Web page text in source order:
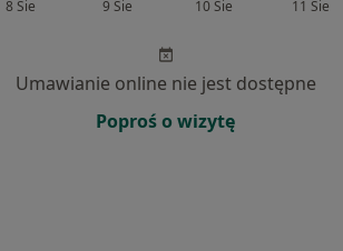
8 Sie 9 Sie 10 Sie 11 Sie
Umawianie online nie jest dostępne
Poproś o wizytę